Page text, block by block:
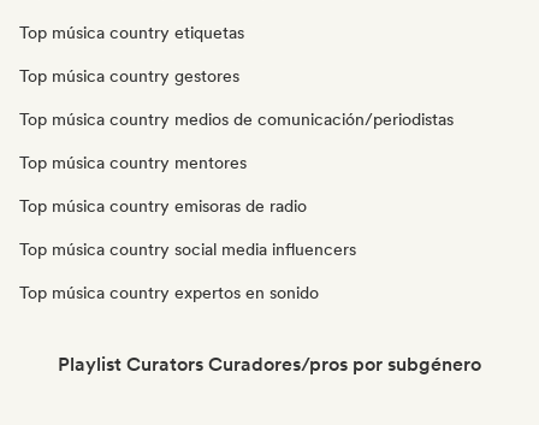
Top música country etiquetas
Top música country gestores
Top música country medios de comunicación/periodistas
Top música country mentores
Top música country emisoras de radio
Top música country social media influencers
Top música country expertos en sonido
Playlist Curators Curadores/pros por subgénero